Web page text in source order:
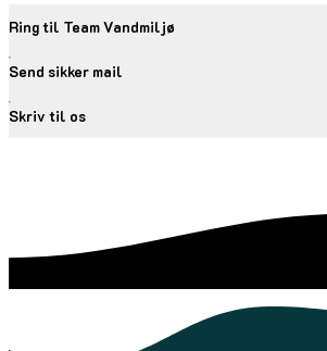
Ring til Team Vandmiljø
Send sikker mail
Skriv til os